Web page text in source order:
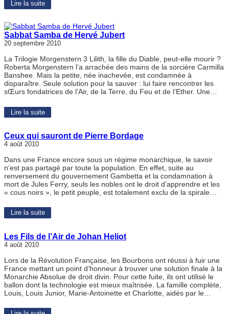
Lire la suite
Sabbat Samba de Hervé Jubert
20 septembre 2010
La Trilogie Morgenstern 3 Lilith, la fille du Diable, peut-elle mourir ?
Roberta Morgenstern l’a arrachée des mains de la sorcière Carmilla
Banshee. Mais la petite, née inachevée, est condamnée à
disparaître. Seule solution pour la sauver : lui faire rencontrer les
sŒurs fondatrices de l’Air, de la Terre, du Feu et de l’Ether. Une…
Lire la suite
Ceux qui sauront de Pierre Bordage
4 août 2010
Dans une France encore sous un régime monarchique, le savoir
n’est pas partagé par toute la population. En effet, suite au
renversement du gouvernement Gambetta et la condamnation à
mort de Jules Ferry, seuls les nobles ont le droit d’apprendre et les
« cous noirs », le petit peuple, est totalement exclu de la spirale…
Lire la suite
Les Fils de l’Air de Johan Heliot
4 août 2010
Lors de la Révolution Française, les Bourbons ont réussi à fuir une
France mettant un point d’honneur à trouver une solution finale à la
Monarchie Absolue de droit divin. Pour cette fuite, ils ont utilisé le
ballon dont la technologie est mieux maîtrisée. La famille complète,
Louis, Louis Junior, Marie-Antoinette et Charlotte, aidés par le…